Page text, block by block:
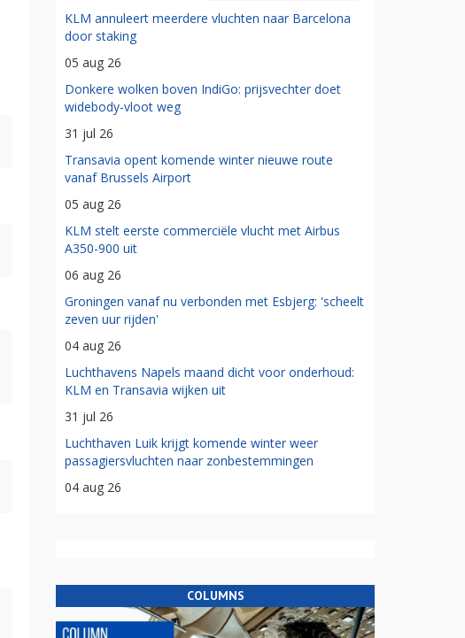
KLM annuleert meerdere vluchten naar Barcelona
door staking
05 aug 26
Donkere wolken boven IndiGo: prijsvechter doet
widebody-vloot weg
31 jul 26
Transavia opent komende winter nieuwe route
vanaf Brussels Airport
05 aug 26
KLM stelt eerste commerciële vlucht met Airbus
A350-900 uit
06 aug 26
Groningen vanaf nu verbonden met Esbjerg: 'scheelt
zeven uur rijden'
04 aug 26
Luchthavens Napels maand dicht voor onderhoud:
KLM en Transavia wijken uit
31 jul 26
Luchthaven Luik krijgt komende winter weer
passagiersvluchten naar zonbestemmingen
04 aug 26
COLUMNS